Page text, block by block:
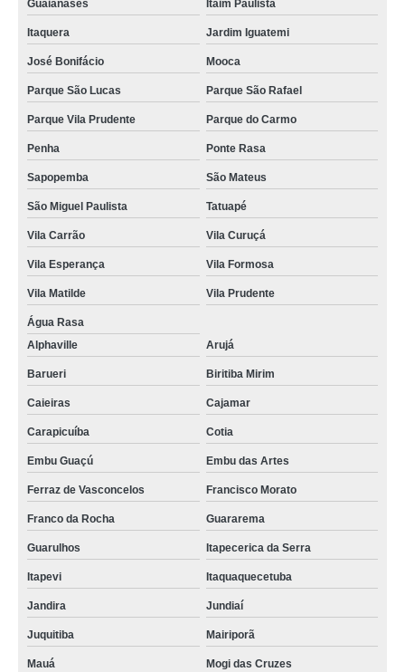
Guaianases Itaim Paulista
Itaquera Jardim Iguatemi
José Bonifácio Mooca
Parque São Lucas Parque São Rafael
Parque Vila Prudente Parque do Carmo
Penha Ponte Rasa
Sapopemba São Mateus
São Miguel Paulista Tatuapé
Vila Carrão Vila Curuçá
Vila Esperança Vila Formosa
Vila Matilde Vila Prudente
Água Rasa
Alphaville
Arujá
Barueri Biritiba Mirim
Caieiras Cajamar
Carapicuíba Cotia
Embu Guaçú Embu das Artes
Ferraz de Vasconcelos Francisco Morato
Franco da Rocha Guararema
Guarulhos Itapecerica da Serra
Itapevi Itaquaquecetuba
Jandira Jundiaí
Juquitiba Mairiporã
Mauá Mogi das Cruzes